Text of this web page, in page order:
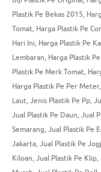
Plastik Pe Bekas 2015,
Tomat, Harga Plastik Pe Cor
Hari Ini, Harga Plastik Pe
Lembaran, Harga Plastik
Plastik Pe Merk Tomat,
Harga Plastik Pe Per Meter,
Laut, Jenis Plastik Pe Pp,
Jual Plastik Pe Daun, Jual
Semarang, Jual Plastik Pe
Jakarta, Jual Plastik Pe
Kiloan, Jual Plastik Pe Klip,